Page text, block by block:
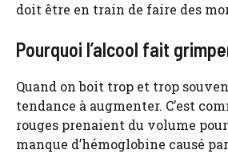
doit être en train de faire des
Pourquoi l’alcool fait
Quand on boit trop et trop
tendance à augmenter. C’est
rouges prenaient du volume
manque d’hémoglobine causé